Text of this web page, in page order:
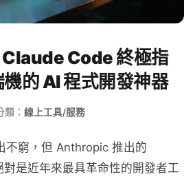
Code 終極指
的 AI 程式開發神器
類： 線上工具/服務
不窮，但 Anthropic 推出的
對是近年來最具革命性的開發者工